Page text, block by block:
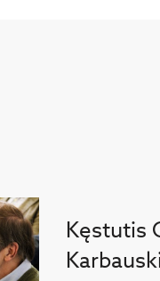
Kęstutis